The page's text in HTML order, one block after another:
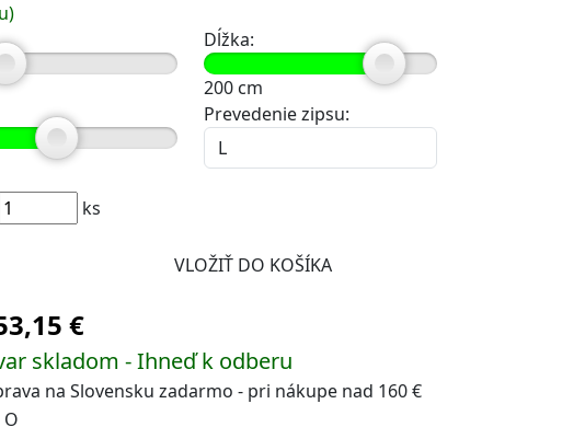
Dĺžka:
200cm
Prevedenie zipsu:
ks
€
skladom - Ihneď k odberu
na Slovensku zadarmo - pri nákupe nad 160 €